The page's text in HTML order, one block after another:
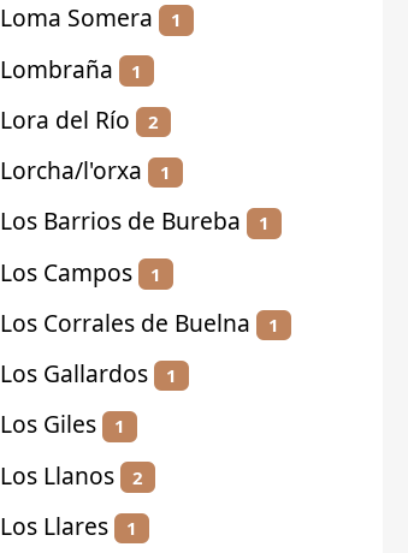
Loma Somera 1
Lombraña 1
Lora del Río 2
Lorcha/l'orxa 1
Los Barrios de Bureba 1
Los Campos 1
Los Corrales de Buelna 1
Los Gallardos 1
Los Giles 1
Los Llanos 2
Los Llares 1